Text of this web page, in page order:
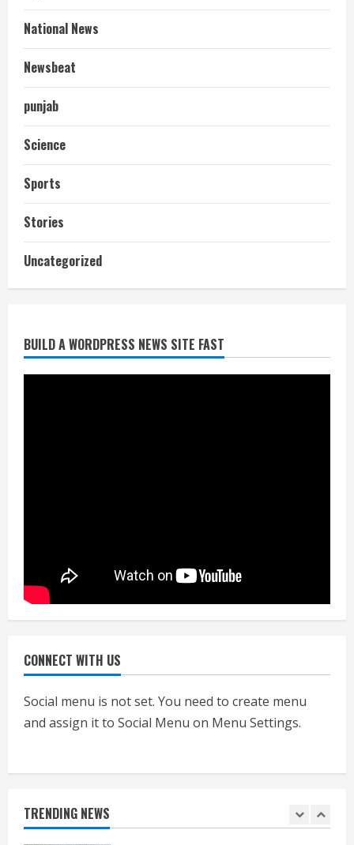
National News
Newsbeat
punjab
Science
Sports
Stories
Uncategorized
BUILD A WORDPRESS NEWS SITE FAST
CONNECT WITH US
Social menu is not set. You need to create menu
and assign it to Social Menu on Menu Settings.
TRENDING NEWS
July 24, 2026
निर्धारित मानक व नियम का बारीकी से किया
जाएगा परीक्षण, तब कार्रवाई
निजीविशेषज्ञों की रिपोर्ट पर भी मिलेगा
प्रमाणपत्र
July 24, 2026
1
एचईआरसी के अध्यक्ष नंद लाल का निधन
2